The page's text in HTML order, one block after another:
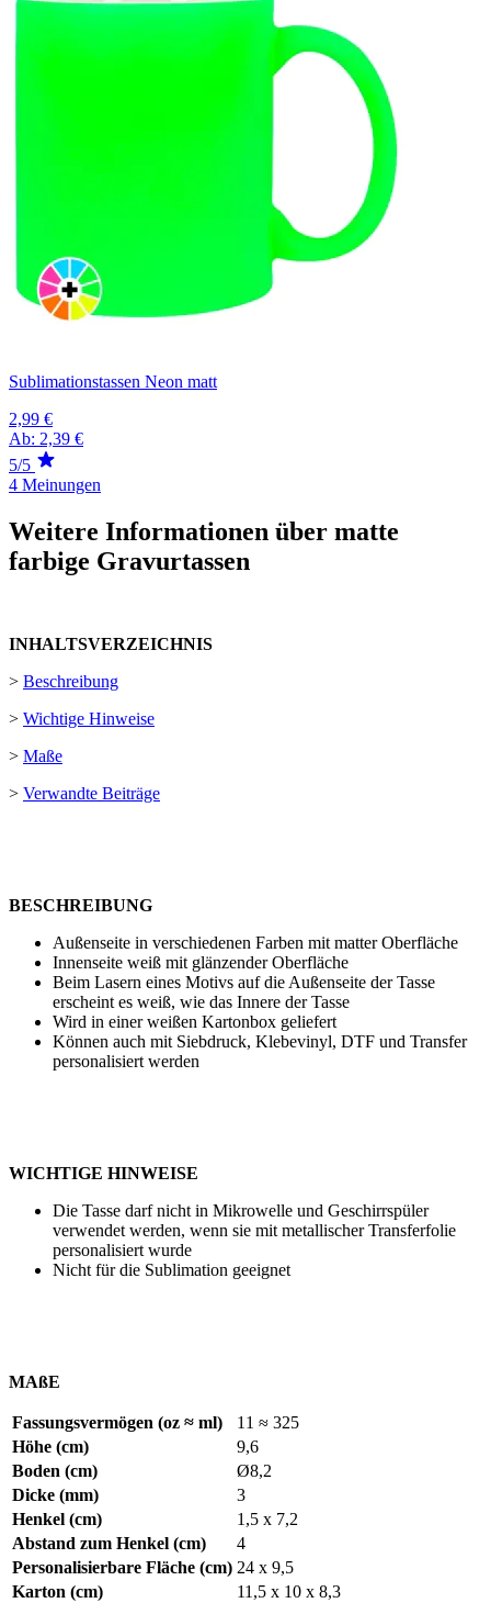
Sublimationstassen Neon matt
2,99 €
Ab: 2,39 €
5/5
4 Meinungen
Weitere Informationen über matte
farbige Gravurtassen
INHALTSVERZEICHNIS
> Beschreibung
> Wichtige Hinweise
> Maße
> Verwandte Beiträge
BESCHREIBUNG
Außenseite in verschiedenen Farben mit matter Oberfläche
Innenseite weiß mit glänzender Oberfläche
Beim Lasern eines Motivs auf die Außenseite der Tasse
erscheint es weiß, wie das Innere der Tasse
Wird in einer weißen Kartonbox geliefert
Können auch mit Siebdruck, Klebevinyl, DTF und Transfer
personalisiert werden
WICHTIGE HINWEISE
Die Tasse darf nicht in Mikrowelle und Geschirrspüler
verwendet werden, wenn sie mit metallischer Transferfolie
personalisiert wurde
Nicht für die Sublimation geeignet
MAßE
Fassungsvermögen (oz ≈ ml)
11 ≈ 325
Höhe (cm)
9,6
Boden (cm)
Ø8,2
Dicke (mm)
3
Henkel (cm)
1,5 x 7,2
Abstand zum Henkel (cm)
4
Personalisierbare Fläche (cm) 24 x 9,5
Karton (cm)
11,5 x 10 x 8,3